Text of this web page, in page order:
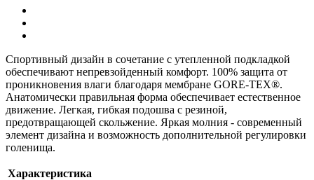
Спортивный дизайн в сочетание с утепленной подкладкой
обеспечивают непревзойденный комфорт. 100% защита от
проникновения влаги благодаря мембране GORE-TEX®.
Анатомически правильная форма обеспечивает естественное
движение. Легкая, гибкая подошва с резиной,
предотвращающей скольжение. Яркая молния - современный
элемент дизайна и возможность дополнительной регулировки
голенища.
Характеристика